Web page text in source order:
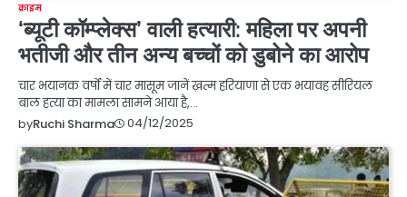
क्राइम
‘ब्यूटी कॉम्प्लेक्स’ वाली हत्यारी: महिला पर अपनी
भतीजी और तीन अन्य बच्चों को डुबोने का आरोप
चार भयानक वर्षों में चार मासूम जानें ख़त्म हरियाणा से एक भयावह सीरियल
बाल हत्या का मामला सामने आया है,…
byRuchi Sharma 04/12/2025